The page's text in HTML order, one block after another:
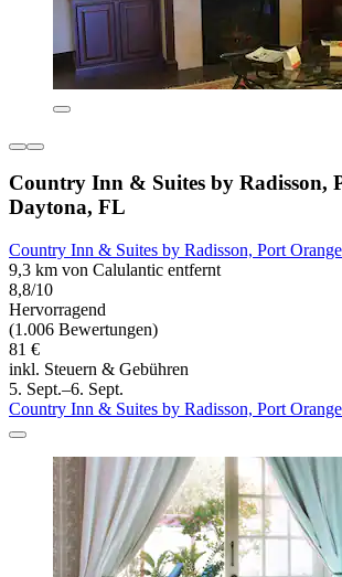
Country Inn & Suites by Radisson,
Daytona, FL
Country Inn & Suites by Radisson, Port
9,3 km von Calulantic entfernt
8,8/10
Hervorragend
(1.006 Bewertungen)
81 €
inkl. Steuern & Gebühren
5. Sept.–6. Sept.
Country Inn & Suites by Radisson, Port